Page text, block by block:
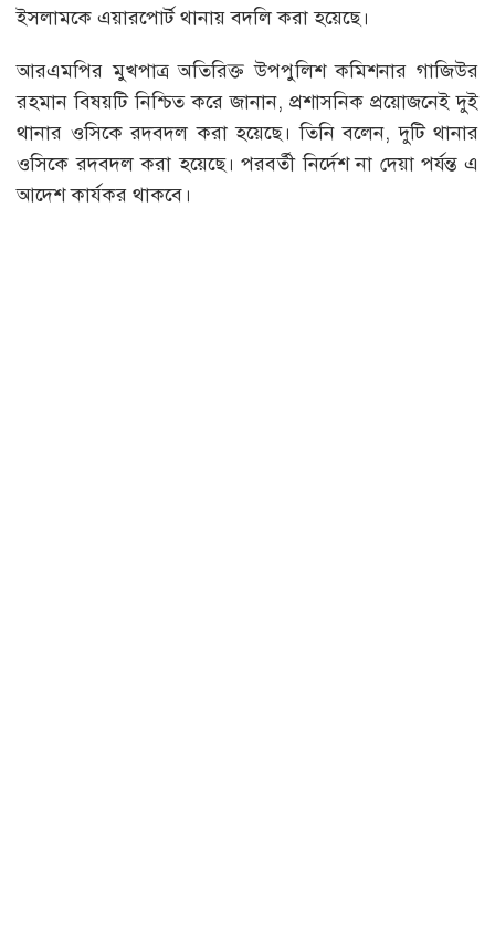
ইসলামকে এয়ারপোর্ট থানায় বদলি করা হয়েছে।
আরএমপির মুখপাত্র অতিরিক্ত উপপুলিশ কমিশনার গাজিউর
রহমান বিষয়টি নিশ্চিত করে জানান, প্রশাসনিক প্রয়োজনেই দুই
থানার ওসিকে রদবদল করা হয়েছে। তিনি বলেন, দুটি থানার
ওসিকে রদবদল করা হয়েছে। পরবর্তী নির্দেশ না দেয়া পর্যন্ত এ
আদেশ কার্যকর থাকবে।